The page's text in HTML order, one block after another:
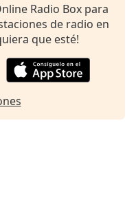
Radio Box para
de radio en
que esté!